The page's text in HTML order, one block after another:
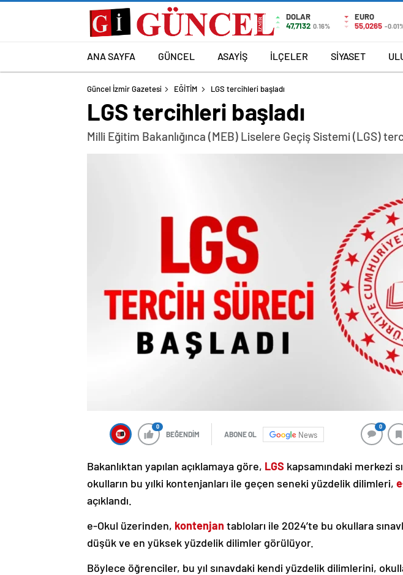
DOLAR
47,7132 0.16%
EURO
55,0265 -
ANA SAYFA GÜNCEL ASAYİŞ İLÇELER SİYASET
Güncel İzmir Gazetesi EĞİTİM LGS tercihleri başladı
LGS tercihleri başladı
Milli Eğitim Bakanlığınca (MEB) Liselere Geçiş Sistemi (LGS)
0
BEĞENDİM ABONE OL News
0
Bakanlıktan yapılan açıklamaya göre, LGS kapsamındaki merkezi
okulların bu yılki kontenjanları ile geçen seneki yüzdelik dilimleri,
açıklandı.
e-Okul üzerinden, kontenjan tabloları ile 2024’te bu okullara
düşük ve en yüksek yüzdelik dilimler görülüyor.
Böylece öğrenciler, bu yıl sınavdaki kendi yüzdelik dilimlerini,